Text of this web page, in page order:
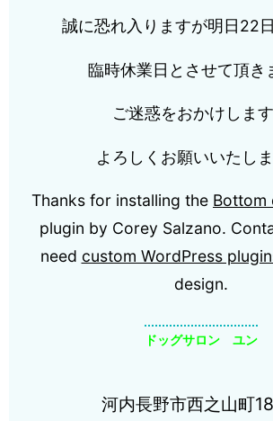
誠に恐れ入りますが明日22
臨時休業日とさせて頂き
ご迷惑をおかけしま
よろしくお願いいたしま
Thanks for installing the Bottom
plugin by Corey Salzano.
need custom WordPress
design.
ドッグサロン ユン
河内長野市西之山町